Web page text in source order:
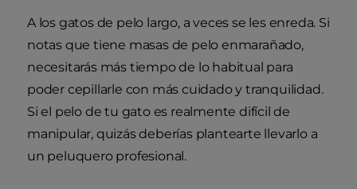
A los gatos de pelo largo, a veces se les enreda. Si
notas que tiene masas de pelo enmarañado,
necesitarás más tiempo de lo habitual para
poder cepillarle con más cuidado y tranquilidad.
Si el pelo de tu gato es realmente difícil de
manipular, quizás deberías plantearte llevarlo a
un peluquero profesional.